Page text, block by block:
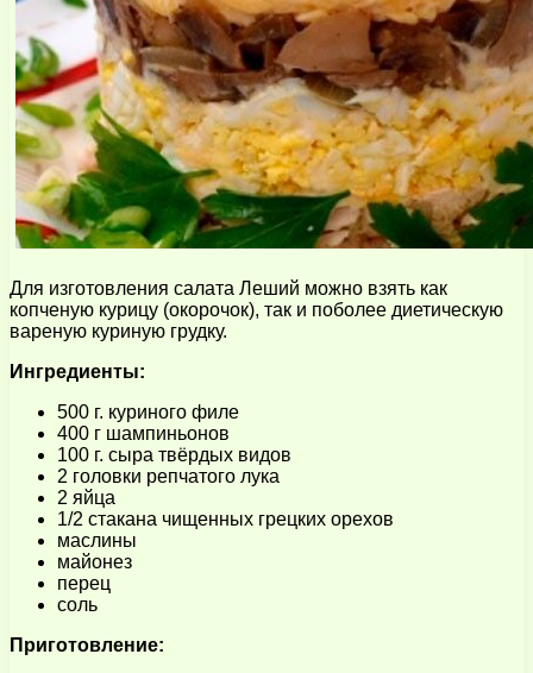
Для изготовления салата Леший можно взять как
копченую курицу (окорочок), так и поболее диетическую
вареную куриную грудку.
Ингредиенты:
500 г. куриного филе
400 г шампиньонов
100 г. сыра твёрдых видов
2 головки репчатого лука
2 яйца
1/2 стакана чищенных грецких орехов
маслины
майонез
перец
соль
Приготовление: